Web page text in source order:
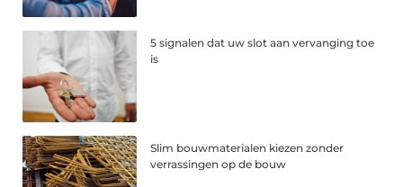
5 signalen dat uw slot aan vervanging toe
is
Slim bouwmaterialen kiezen zonder
verrassingen op de bouw